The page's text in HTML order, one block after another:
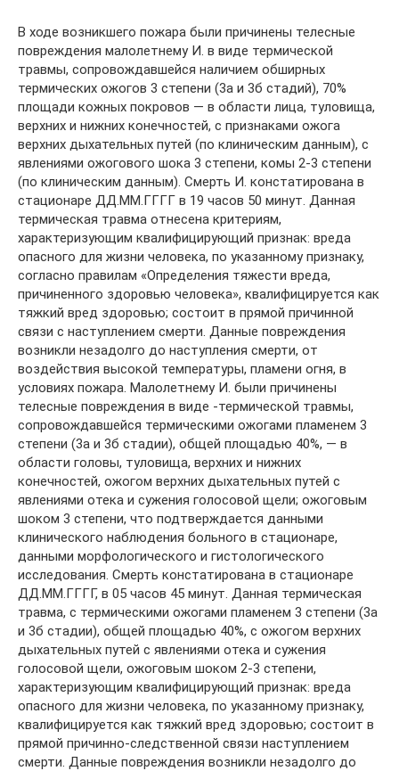
В ходе возникшего пожара были причинены телесные
повреждения малолетнему И. в виде термической
травмы, сопровождавшейся наличием обширных
термических ожогов 3 степени (3а и 3б стадий), 70%
площади кожных покровов — в области лица, туловища,
верхних и нижних конечностей, с признаками ожога
верхних дыхательных путей (по клиническим данным), с
явлениями ожогового шока 3 степени, комы 2-3 степени
(по клиническим данным). Смерть И. констатирована в
стационаре ДД.ММ.ГГГГ в 19 часов 50 минут. Данная
термическая травма отнесена критериям,
характеризующим квалифицирующий признак: вреда
опасного для жизни человека, по указанному признаку,
согласно правилам «Определения тяжести вреда,
причиненного здоровью человека», квалифицируется как
тяжкий вред здоровью; состоит в прямой причинной
связи с наступлением смерти. Данные повреждения
возникли незадолго до наступления смерти, от
воздействия высокой температуры, пламени огня, в
условиях пожара. Малолетнему И. были причинены
телесные повреждения в виде -термической травмы,
сопровождавшейся термическими ожогами пламенем 3
степени (3а и 3б стадии), общей площадью 40%, — в
области головы, туловища, верхних и нижних
конечностей, ожогом верхних дыхательных путей с
явлениями отека и сужения голосовой щели; ожоговым
шоком 3 степени, что подтверждается данными
клинического наблюдения больного в стационаре,
данными морфологического и гистологического
исследования. Смерть констатирована в стационаре
ДД.ММ.ГГГГ, в 05 часов 45 минут. Данная термическая
травма, с термическими ожогами пламенем 3 степени (3а
и 3б стадии), общей площадью 40%, с ожогом верхних
дыхательных путей с явлениями отека и сужения
голосовой щели, ожоговым шоком 2-3 степени,
характеризующим квалифицирующий признак: вреда
опасного для жизни человека, по указанному признаку,
квалифицируется как тяжкий вред здоровью; состоит в
прямой причинно-следственной связи наступлением
смерти. Данные повреждения возникли незадолго до